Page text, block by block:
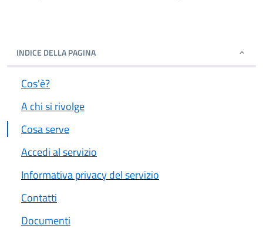
INDICE DELLA PAGINA
Cos'è?
A chi si rivolge
Cosa serve
Accedi al servizio
Informativa privacy del servizio
Contatti
Documenti